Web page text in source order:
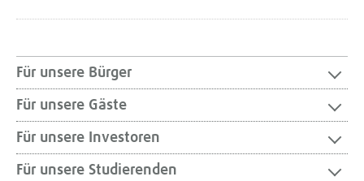
Für unsere Bürger
Für unsere Gäste
Für unsere Investoren
Für unsere Studierenden